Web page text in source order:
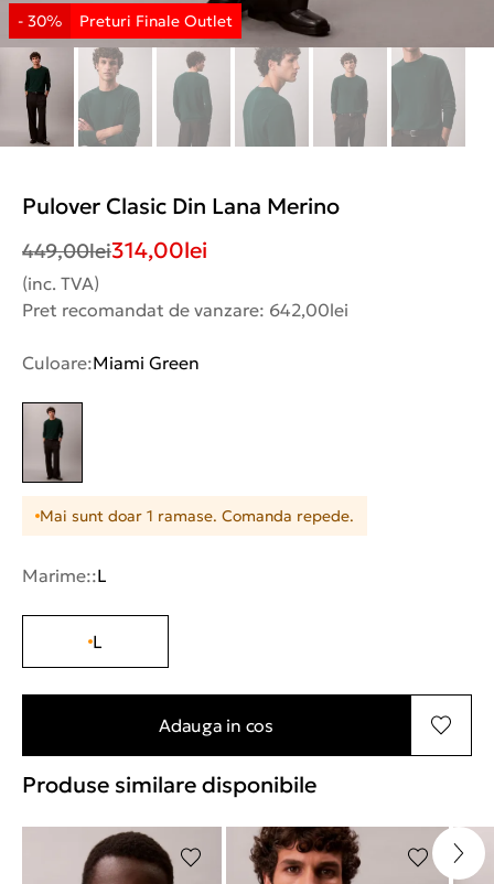
Pulover Clasic Din Lana Merino
449,00lei314,00lei
(inc. TVA)
Pret recomandat de vanzare: 642,00lei
Culoare:Miami Green
Mai sunt doar 1 ramase. Comanda repede.
Marime::L
L
Adauga in cos
Produse similare disponibile